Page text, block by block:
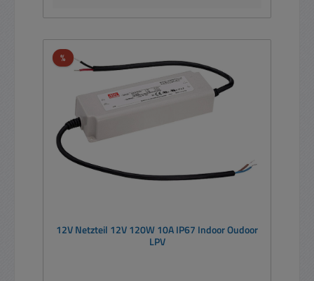
%Rabatt
12V Netzteil 12V 120W 10A IP67 Indoor Oudoor
LPV